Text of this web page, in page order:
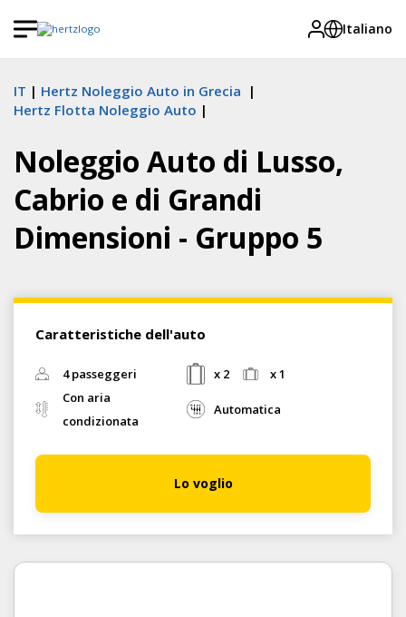
Italiano
IT
Hertz Noleggio Auto in Grecia
Hertz Flotta Noleggio Auto
Noleggio Auto di Lusso,
Cabrio e di Grandi
Dimensioni - Gruppo 5
Caratteristiche dell'auto
4 passeggeri x 2
x 1
Con aria
condizionata
Automatica
Lo voglio